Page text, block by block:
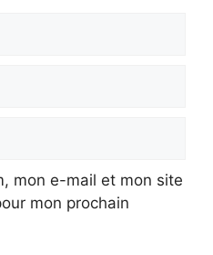
mon e-mail et mon site
mon prochain